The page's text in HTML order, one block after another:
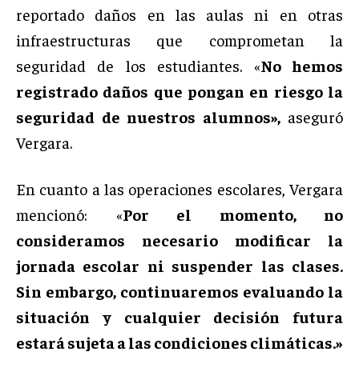
reportado daños en las aulas ni en otras
infraestructuras que comprometan la
seguridad de los estudiantes. «No hemos
registrado daños que pongan en riesgo la
seguridad de nuestros alumnos»,aseguró
Vergara.
En cuanto a las operaciones escolares, Vergara
mencionó: «Por el momento, no
consideramos necesario modificar la
jornada escolar ni suspender las clases.
Sin embargo, continuaremos evaluando la
situación y cualquier decisión futura
estará sujeta a las condiciones climáticas.»